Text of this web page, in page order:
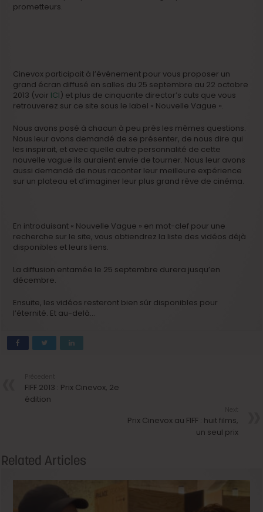
prometteurs.
Cinevox participait à l’événement pour vous proposer un
grand écran diffusé en salles du 25 septembre au 22 octobre
2013 (voir ICI) et plus de cinquante director’s cuts que vous
retrouverez sur ce site sous le label « Nouvelle Vague ».
Nous avons posé à chacun à peu près les mêmes questions.
Nous leur avons demandé de se présenter, de nous dire qui
les inspirait, et avec quelle autre personnalité de cette
nouvelle vague ils auraient envie de tourner. Nous leur avons
aussi demandé de nous raconter leur meilleure expérience
sur un plateau et d’imaginer leur plus grand rêve de cinéma.
En introduisant « Nouvelle Vague » en mot-clef pour une
recherche sur le site, vous obtiendrez la liste des vidéos déjà
disponibles et leurs liens.
La diffusion entamée le 25 septembre durera jusqu’en
décembre.
Ensuite, les vidéos resteront bien sûr disponibles pour
l’éternité. Et au-delà…
FIFF 2013 : Prix Cinevox, 2e
édition
Prix Cinevox au FIFF : huit films,
un seul prix
Related Articles